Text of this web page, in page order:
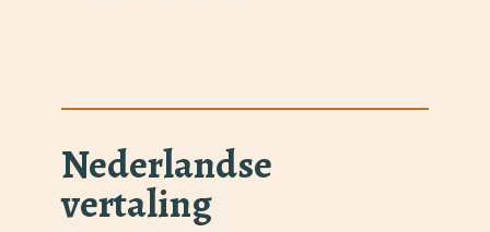
Nederlandse
vertaling